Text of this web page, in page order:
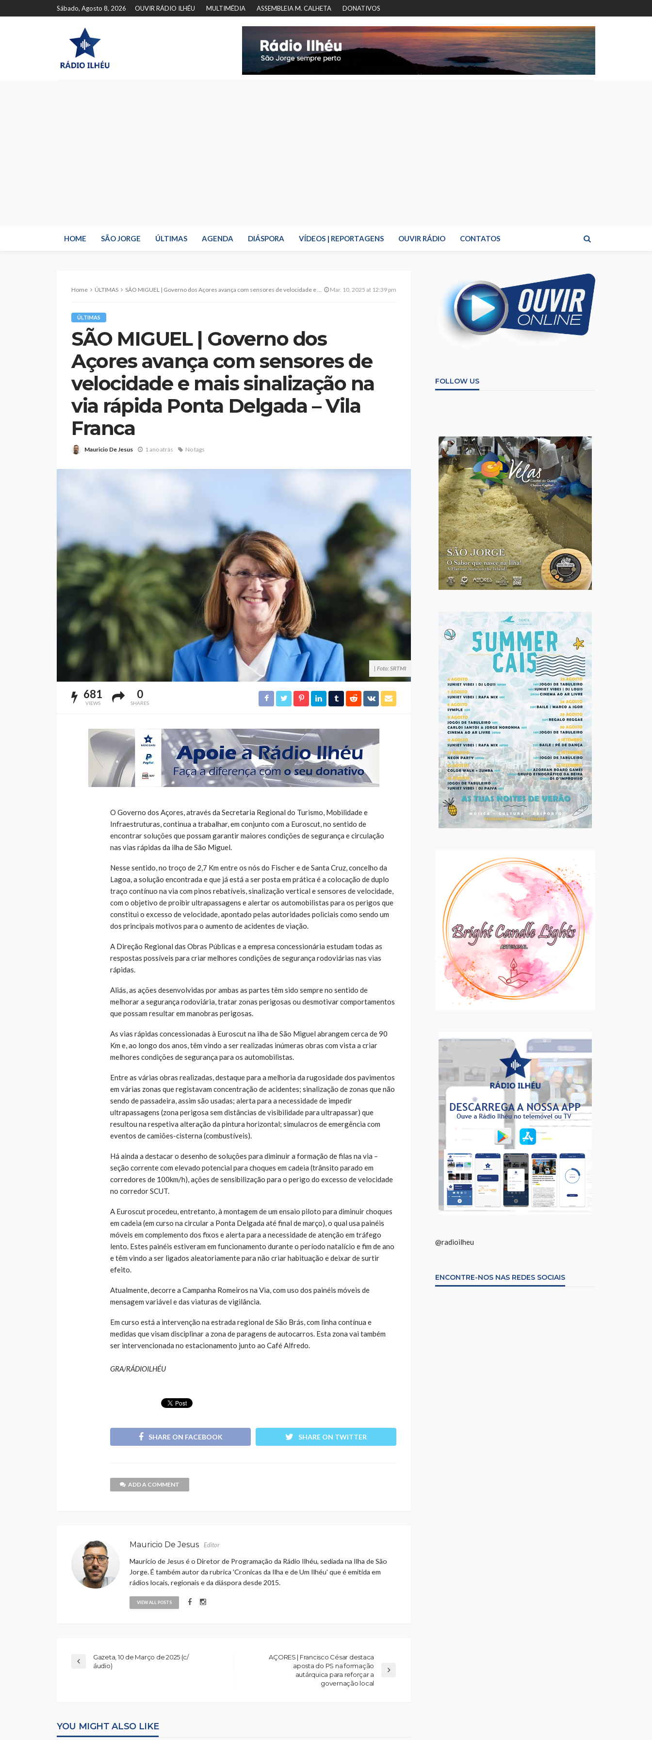
Sábado, Agosto 8, 2026 OUVIR RÁDIO ILHÉU MULTIMÉDIA ASSEMBLEIA M. CALHETA DONATIVOS
HOME SÃO JORGE ÚLTIMAS AGENDA DIÁSPORA VÍDEOS | REPORTAGENS OUVIR RÁDIO CONTATOS
Home ÚLTIMAS SÃO MIGUEL | Governo dos Açores avança com sensores de velocidade e mais sinalização na via rápida Ponta Delgada – Vila Franca Mar. 10, 2025 at 12:39 pm
ÚLTIMAS
SÃO MIGUEL | Governo dos
Açores avança com sensores de
velocidade e mais sinalização na
via rápida Ponta Delgada – Vila
Franca
Mauricio De Jesus 1 ano atrás No tags
| Foto: SRTMI
681
VIEWS
0
SHARES
O Governo dos Açores, através da Secretaria Regional do Turismo, Mobilidade e
Infraestruturas, continua a trabalhar, em conjunto com a Euroscut, no sentido de
encontrar soluções que possam garantir maiores condições de segurança e circulação
nas vias rápidas da ilha de São Miguel.
Nesse sentido, no troço de 2,7 Km entre os nós do Fischer e de Santa Cruz, concelho da
Lagoa, a solução encontrada e que já está a ser posta em prática é a colocação de duplo
traço contínuo na via com pinos rebatíveis, sinalização vertical e sensores de velocidade,
com o objetivo de proibir ultrapassagens e alertar os automobilistas para os perigos que
constitui o excesso de velocidade, apontado pelas autoridades policiais como sendo um
dos principais motivos para o aumento de acidentes de viação.
A Direção Regional das Obras Públicas e a empresa concessionária estudam todas as
respostas possíveis para criar melhores condições de segurança rodoviárias nas vias
rápidas.
Aliás, as ações desenvolvidas por ambas as partes têm sido sempre no sentido de
melhorar a segurança rodoviária, tratar zonas perigosas ou desmotivar comportamentos
que possam resultar em manobras perigosas.
As vias rápidas concessionadas à Euroscut na ilha de São Miguel abrangem cerca de 90
Km e, ao longo dos anos, têm vindo a ser realizadas inúmeras obras com vista a criar
melhores condições de segurança para os automobilistas.
Entre as várias obras realizadas, destaque para a melhoria da rugosidade dos pavimentos
em várias zonas que registavam concentração de acidentes; sinalização de zonas que não
sendo de passadeira, assim são usadas; alerta para a necessidade de impedir
ultrapassagens (zona perigosa sem distâncias de visibilidade para ultrapassar) que
resultou na respetiva alteração da pintura horizontal; simulacros de emergência com
eventos de camiões-cisterna (combustíveis).
Há ainda a destacar o desenho de soluções para diminuir a formação de filas na via –
seção corrente com elevado potencial para choques em cadeia (trânsito parado em
corredores de 100km/h), ações de sensibilização para o perigo do excesso de velocidade
no corredor SCUT.
A Euroscut procedeu, entretanto, à montagem de um ensaio piloto para diminuir choques
em cadeia (em curso na circular a Ponta Delgada até final de março), o qual usa painéis
móveis em complemento dos fixos e alerta para a necessidade de atenção em tráfego
lento. Estes painéis estiveram em funcionamento durante o período natalício e fim de ano
e têm vindo a ser ligados aleatoriamente para não criar habituação e deixar de surtir
efeito.
Atualmente, decorre a Campanha Romeiros na Via, com uso dos painéis móveis de
mensagem variável e das viaturas de vigilância.
Em curso está a intervenção na estrada regional de São Brás, com linha contínua e
medidas que visam disciplinar a zona de paragens de autocarros. Esta zona vai também
ser intervencionada no estacionamento junto ao Café Alfredo.
GRA/RÁDIOILHÉU
SHARE ON FACEBOOK SHARE ON TWITTER
ADD A COMMENT
Mauricio De Jesus Editor
Maurício de Jesus é o Diretor de Programação da Rádio Ilhéu, sediada na Ilha de São
Jorge. É também autor da rubrica 'Cronicas da Ilha e de Um Ilhéu' que é emitida em
rádios locais, regionais e da diáspora desde 2015.
VIEW ALL POSTS
Gazeta, 10 de Março de 2025 (c/
áudio)
AÇORES | Francisco César destaca
aposta do PS na formação
autárquica para reforçar a
governação local
YOU MIGHT ALSO LIKE
FOLLOW US
@radioilheu
ENCONTRE-NOS NAS REDES SOCIAIS